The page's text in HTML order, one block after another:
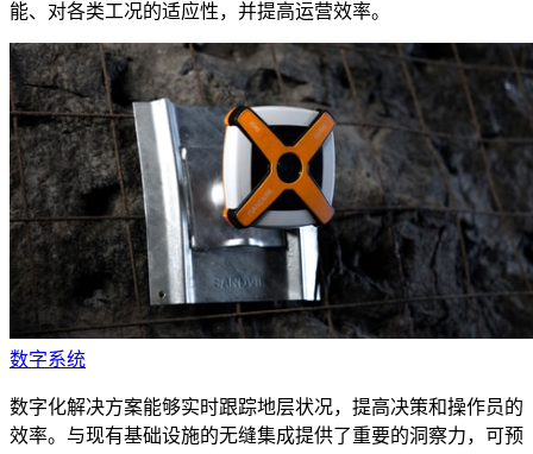
能、对各类工况的适应性，并提高运营效率。
数字系统
数字化解决方案能够实时跟踪地层状况，提高决策和操作员的
效率。与现有基础设施的无缝集成提供了重要的洞察力，可预